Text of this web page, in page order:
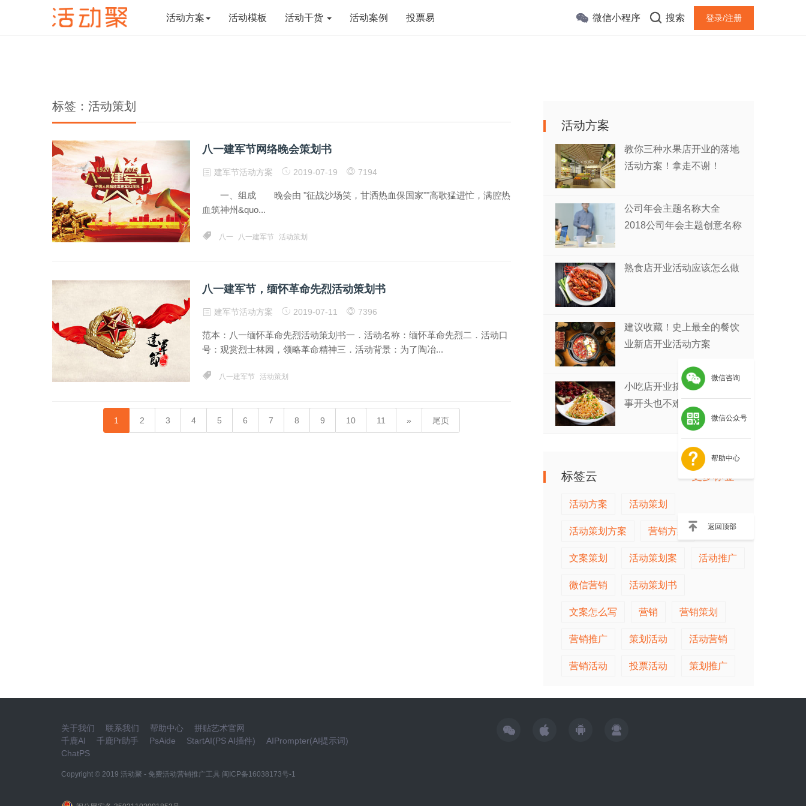
活动方案 活动模板 活动干货 活动案例 投票易 微信小程序 搜索 登录/注册
标签：活动策划
八一建军节网络晚会策划书
建军节活动方案 2019-07-19 7194
一、组成 晚会由 "征战沙场笑，甘洒热血保国家""高歌猛进忙，满腔热
血筑神州&quo...
八一 八一建军节 活动策划
八一建军节，缅怀革命先烈活动策划书
建军节活动方案 2019-07-11 7396
范本：八一缅怀革命先烈活动策划书一．活动名称：缅怀革命先烈二．活动口
号：观赏烈士林园，领略革命精神三．活动背景：为了陶冶...
八一建军节 活动策划
1 2 3 4 5 6 7 8 9 10 11 尾页
活动方案
教你三种水果店开业的落地
活动方案！拿走不谢！
公司年会主题名称大全
2018公司年会主题创意名称
熟食店开业活动应该怎么做
建议收藏！史上最全的餐饮
业新店开业活动方案
小吃店开业搞什么活动？万
事开头也不难！
标签云 更多标签>>
活动方案 活动策划
活动策划方案 营销方案
文案策划 活动策划案 活动推广
微信营销 活动策划书
文案怎么写 营销 营销策划
营销推广 策划活动 活动营销
营销活动 投票活动 策划推广
微信咨询
微信公众号
帮助中心
返回顶部
关于我们 联系我们 帮助中心
拼贴艺术官网
千鹿AI
千鹿Pr助手 PsAide StartAI(PS AI插件)
AIPrompter(AI提示词)
ChatPS
Copyright © 2019 活动聚 - 免费活动营销推广工具 闽ICP备16038173号-1